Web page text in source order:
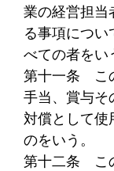
業の経営担当
る事項につ
べての者をい
第十一条 こ
手当、賞与そ
対償として使
のをいう。
第十二条 こ